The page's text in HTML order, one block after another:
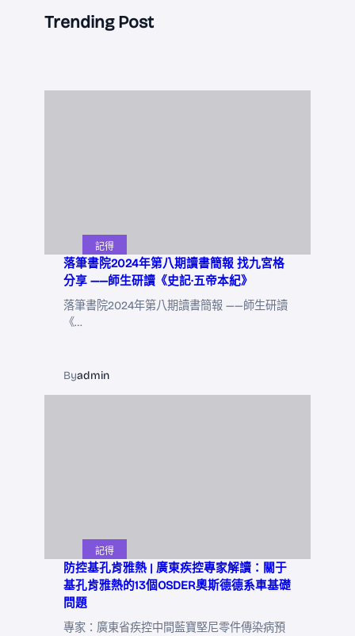
Trending Post
記得
落筆書院2024年第八期讀書簡報 找九宮格
分享 ——師生研讀《史記·五帝本紀》
落筆書院2024年第八期讀書簡報 ——師生研讀
《…
Byadmin
記得
防控基孔肯雅熱 | 廣東疾控專家解讀：關于
基孔肯雅熱的13個OSDER奧斯德德系車基礎
問題
專家：廣東省疾控中間藍寶堅尼零件傳染病預